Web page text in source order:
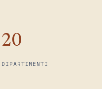
20
DIPARTIMENTI